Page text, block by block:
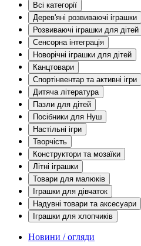
Всі категорії
Дерев'яні розвиваючі іграшки
Розвиваючі іграшки для дітей
Сенсорна інтеграція
Новорічні іграшки для дітей
Канцтовари
Спортінвентар та активні ігри
Дитяча література
Пазли для дітей
Посібники для Нуш
Настільні ігри
Творчість
Конструктори та мозаїки
Літні іграшки
Товари для малюків
Іграшки для дівчаток
Надувні товари та аксесуари
Іграшки для хлопчиків
Новини / огляди